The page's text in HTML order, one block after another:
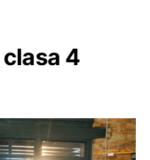
4